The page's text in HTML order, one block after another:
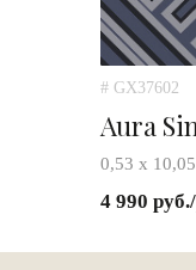
# GX37602
Aura
0,53 х
4 990